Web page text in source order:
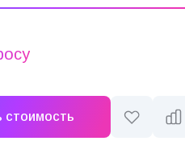
стоимость